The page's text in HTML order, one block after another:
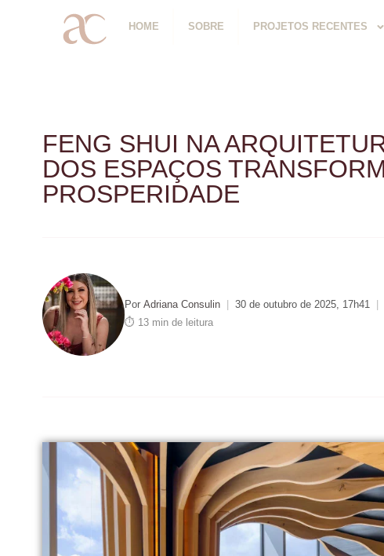
HOME SOBRE PROJETOS RECENTES
FENG SHUI NA
DOS ESPAÇOS
PROSPERIDADE
PorAdriana Consulin 30 de outubro de 2025, 17h41
⏱ 13 min de leitura